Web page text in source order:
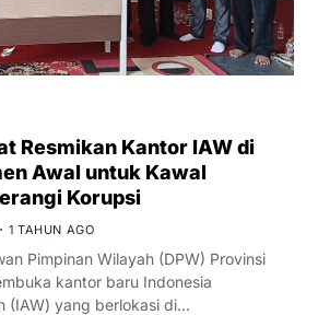
Resmikan Kantor IAW di
Awal untuk Kawal
Korupsi
1 TAHUN AGO
Pimpinan Wilayah (DPW) Provinsi
kantor baru Indonesia
(IAW) yang berlokasi di…